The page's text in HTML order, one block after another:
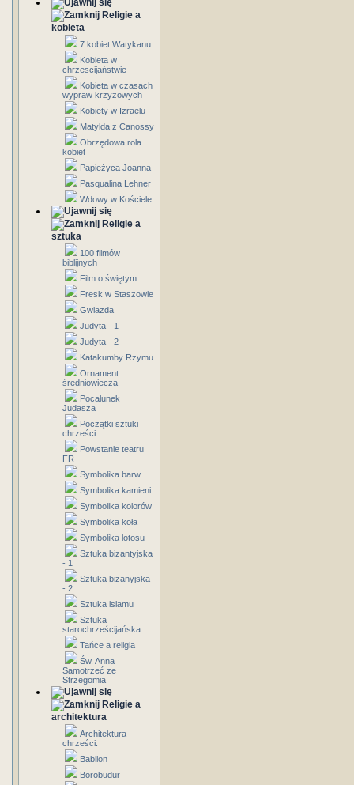
Religie a
kobieta
7 kobiet Watykanu
Kobieta w
chrzescijaństwie
Kobieta w czasach
wypraw krzyżowych
Kobiety w Izraelu
Matylda z Canossy
Obrzędowa rola
kobiet
Papieżyca Joanna
Pasqualina Lehner
Wdowy w Kościele
Religie a
sztuka
100 filmów
biblijnych
Film o świętym
Fresk w Staszowie
Gwiazda
Judyta - 1
Judyta - 2
Katakumby Rzymu
Ornament
średniowiecza
Pocałunek
Judasza
Początki sztuki
chrześci.
Powstanie teatru
FR
Symbolika barw
Symbolika kamieni
Symbolika kolorów
Symbolika koła
Symbolika lotosu
Sztuka bizantyjska
- 1
Sztuka bizanyjska
- 2
Sztuka islamu
Sztuka
starochrześcijańska
Tańce a religia
Św. Anna
Samotrzeć ze
Strzegomia
Religie a
architektura
Architektura
chrześci.
Babilon
Borobudur